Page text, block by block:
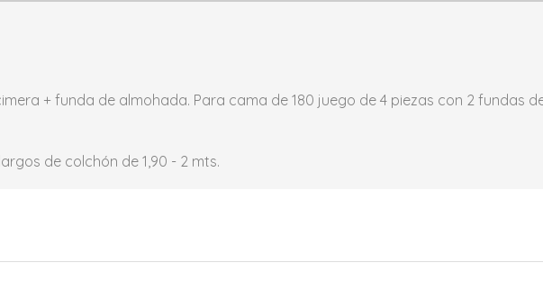
+ funda de almohada. Para cama de 180 juego de 4 piezas con 2 fundas
de colchón de 1,90 - 2 mts.